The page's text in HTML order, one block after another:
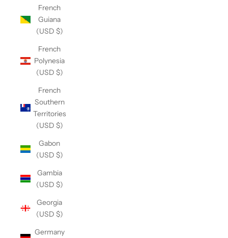
French
Guiana
(USD $)
French
Polynesia
(USD $)
French
Southern
Territories
(USD $)
Gabon
(USD $)
Gambia
(USD $)
Georgia
(USD $)
Germany